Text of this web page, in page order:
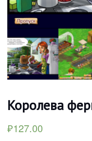
Королева
₽127.00